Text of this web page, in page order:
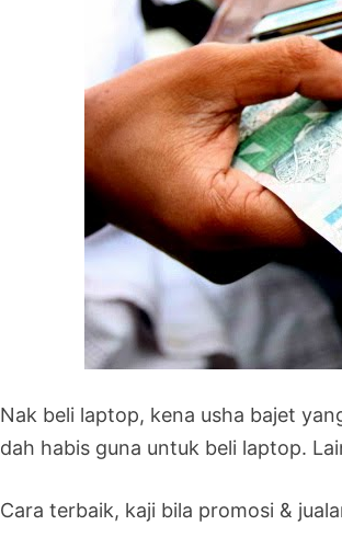
Nak beli laptop, kena usha bajet
dah habis guna untuk beli laptop.
Cara terbaik, kaji bila promosi &